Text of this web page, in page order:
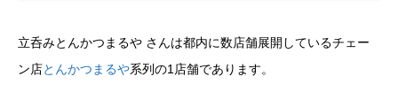
立呑みとんかつまるや さんは都内に数店舗展開しているチェー
ン店とんかつまるや系列の1店舗であります。